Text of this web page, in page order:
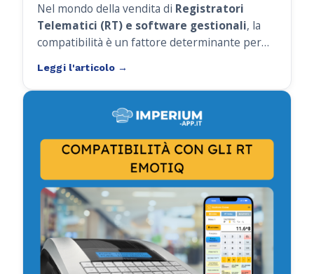
Nel mondo della vendita di Registratori
Telematici (RT) e software gestionali, la
compatibilità è un fattore determinante per
clienti. Imperium App
per i rivenditori di RT e software, grazie alla
integrazione completa con i
Registratori Telematici RCH.